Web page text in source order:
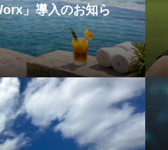
」導入のお知ら